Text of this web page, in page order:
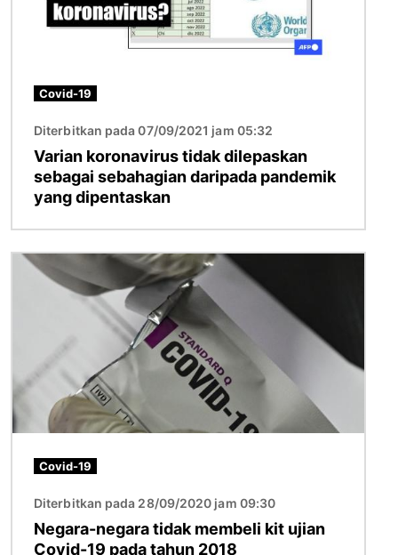
Covid-19
Diterbitkan pada 07/09/2021 jam 05:32
Varian koronavirus tidak dilepaskan
sebagai sebahagian daripada pandemik
yang dipentaskan
Imej
Covid-19
Diterbitkan pada 28/09/2020 jam 09:30
Negara-negara tidak membeli kit ujian
Covid-19 pada tahun 2018